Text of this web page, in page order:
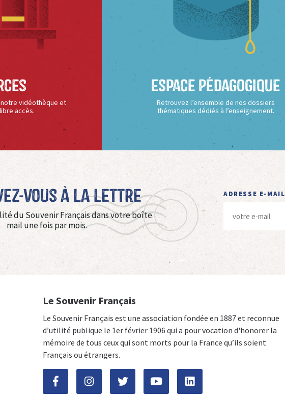
vidéothèque et
accès.
Espace Pédagogique
Retrouvez l’ensemble de nos dossiers
thématiques dédiés à l’enseignement.
vous à La Lettre
du Souvenir Français dans votre boîte
mail une fois par mois.
ADRESSE E-MAIL
Le Souvenir Français
Le Souvenir Français est une association fondée en 1887 et reconnue
d’utilité publique le 1er février 1906 qui a pour vocation d'honorer la
mémoire de tous ceux qui sont morts pour la France qu’ils soient
Français ou étrangers.